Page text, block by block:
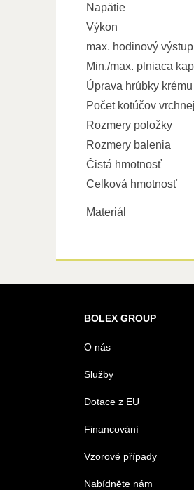
Napätie
Výkon
max. hodinový výstup
Min./max. plniaca
Úprava hrúbky krému
Počet kotúčov
Rozmery položky
Rozmery balenia
Čistá hmotnosť
Celková hmotnosť
Materiál
BOLEX GROUP
O nás
Služby
Dotace z EU
Financování
Vzorové případy
Nabídněte nám